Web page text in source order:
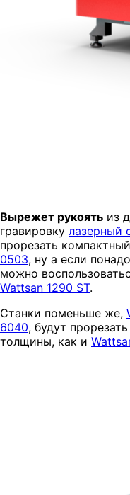
Вырежет рукоять из
гравировку лазерный
прорезать
0503, ну а если
можно
Wattsan 1290 ST.
Станки поменьше же,
6040, будут
толщины, как и